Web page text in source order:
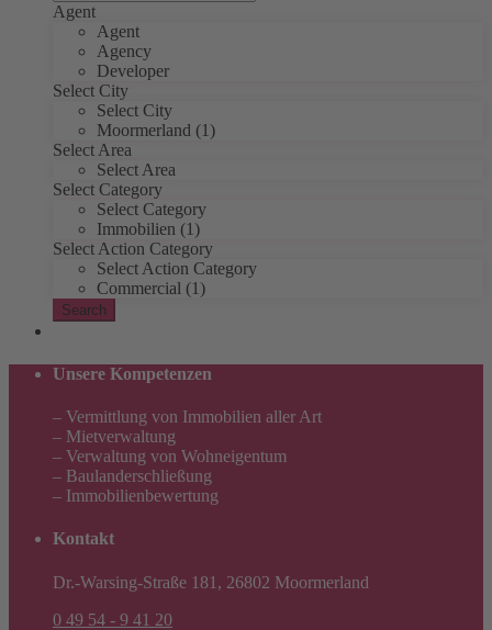
Agent
Agent
Agency
Developer
Select City
Select City
Moormerland (1)
Select Area
Select Area
Select Category
Select Category
Immobilien (1)
Select Action Category
Select Action Category
Commercial (1)
Search
Unsere Kompetenzen
– Vermittlung von Immobilien aller Art
– Mietverwaltung
– Verwaltung von Wohneigentum
– Baulanderschließung
– Immobilienbewertung
Kontakt
Dr.-Warsing-Straße 181, 26802 Moormerland
0 49 54 - 9 41 20